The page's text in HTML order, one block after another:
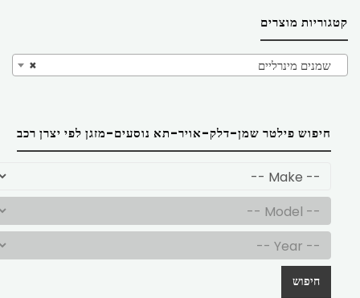
קטגוריות מוצרים
× שמנים מינרליים
חיפוש פילטר שמן-דלק-אויר-תא נוסעים-מזגן לפי יצרן רכב
חיפוש